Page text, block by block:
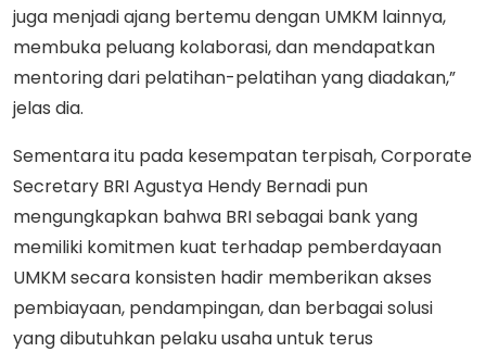
juga menjadi ajang bertemu dengan UMKM lainnya,
membuka peluang kolaborasi, dan mendapatkan
mentoring dari pelatihan-pelatihan yang diadakan,”
jelas dia.
Sementara itu pada kesempatan terpisah, Corporate
Secretary BRI Agustya Hendy Bernadi pun
mengungkapkan bahwa BRI sebagai bank yang
memiliki komitmen kuat terhadap pemberdayaan
UMKM secara konsisten hadir memberikan akses
pembiayaan, pendampingan, dan berbagai solusi
yang dibutuhkan pelaku usaha untuk terus